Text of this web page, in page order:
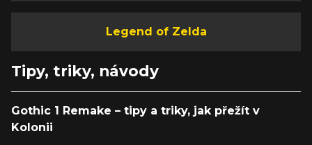
Legend of Zelda
Tipy, triky, návody
Gothic 1 Remake – tipy a triky, jak přežít v
Kolonii